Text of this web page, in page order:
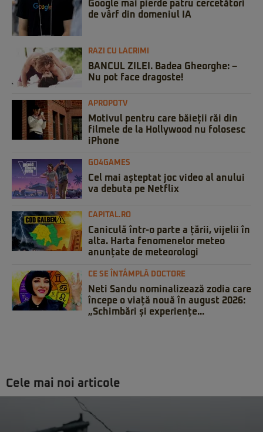
Google mai pierde patru cercetători
de vârf din domeniul IA
RAZI CU LACRIMI
BANCUL ZILEI. Badea Gheorghe: –
Nu pot face dragoste!
APROPOTV
Motivul pentru care băieții răi din
filmele de la Hollywood nu folosesc
iPhone
GO4GAMES
Cel mai așteptat joc video al anului
va debuta pe Netflix
CAPITAL.RO
Caniculă într-o parte a țării, vijelii în
alta. Harta fenomenelor meteo
anunțate de meteorologi
CE SE ÎNTÂMPLĂ DOCTORE
Neti Sandu nominalizează zodia care
începe o viață nouă în august 2026:
„Schimbări și experiențe...
Cele mai noi articole